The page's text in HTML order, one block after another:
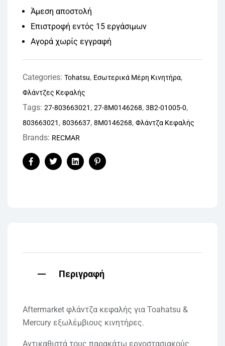
Άμεση αποστολή
Επιστροφή εντός 15 εργάσιμων
Αγορά χωρίς εγγραφή
Categories: Tohatsu, Εσωτερικά Mέρη Kινητήρα,
Φλάντζες Κεφαλής
Tags: 27-803663021 , 27-8M0146268, 3B2-01005-0,
803663021 , 8036637, 8M0146268, Φλάντζα Κεφαλής
Brands: RECMAR
FacebookTwitterLinkedinPinterest
Περιγραφή
Aftermarket φλάντζα κεφαλής για Toahatsu &
Mercury εξωλέμβιους κινητήρες.
Αντικαθιστά τους παρακάτω εργοστασιακούς